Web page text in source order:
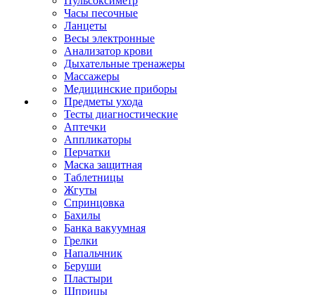
Часы песочные
Ланцеты
Весы электронные
Анализатор крови
Дыхательные тренажеры
Массажеры
Медицинские приборы
Предметы ухода
Тесты диагностические
Аптечки
Аппликаторы
Перчатки
Маска защитная
Таблетницы
Жгуты
Спринцовка
Бахилы
Банка вакуумная
Грелки
Напальчник
Беруши
Пластыри
Шприцы